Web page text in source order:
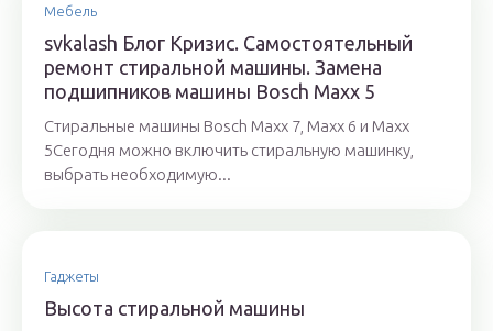
Мебель
svkalash Блог Кризис. Самостоятельный
ремонт стиральной машины. Замена
подшипников машины Bosch Maxx 5
Cтиральные машины Bosch Maxx 7, Maxx 6 и Maxx
5Сегодня можно включить стиральную машинку,
выбрать необходимую...
Гаджеты
Высота стиральной машины